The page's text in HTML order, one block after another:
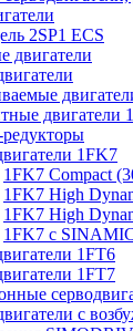
2SP1 ECS
двигатели
двигатели
1FK7
1FK7 Compact
1FK7 High
1FK7 High
1FK7 с
1FT6
1FT7
с